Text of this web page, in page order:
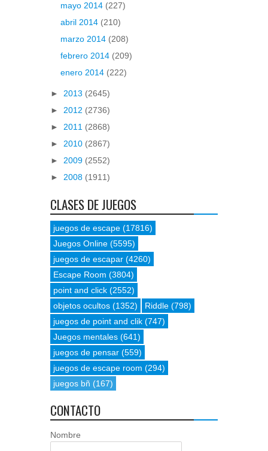
mayo 2014 (227)
abril 2014 (210)
marzo 2014 (208)
febrero 2014 (209)
enero 2014 (222)
► 2013 (2645)
► 2012 (2736)
► 2011 (2868)
► 2010 (2867)
► 2009 (2552)
► 2008 (1911)
CLASES DE JUEGOS
juegos de escape (17816)
Juegos Online (5595)
juegos de escapar (4260)
Escape Room (3804)
point and click (2552)
objetos ocultos (1352) Riddle (798)
juegos de point and clik (747)
Juegos mentales (641)
juegos de pensar (559)
juegos de escape room (294)
juegos bñ (167)
CONTACTO
Nombre